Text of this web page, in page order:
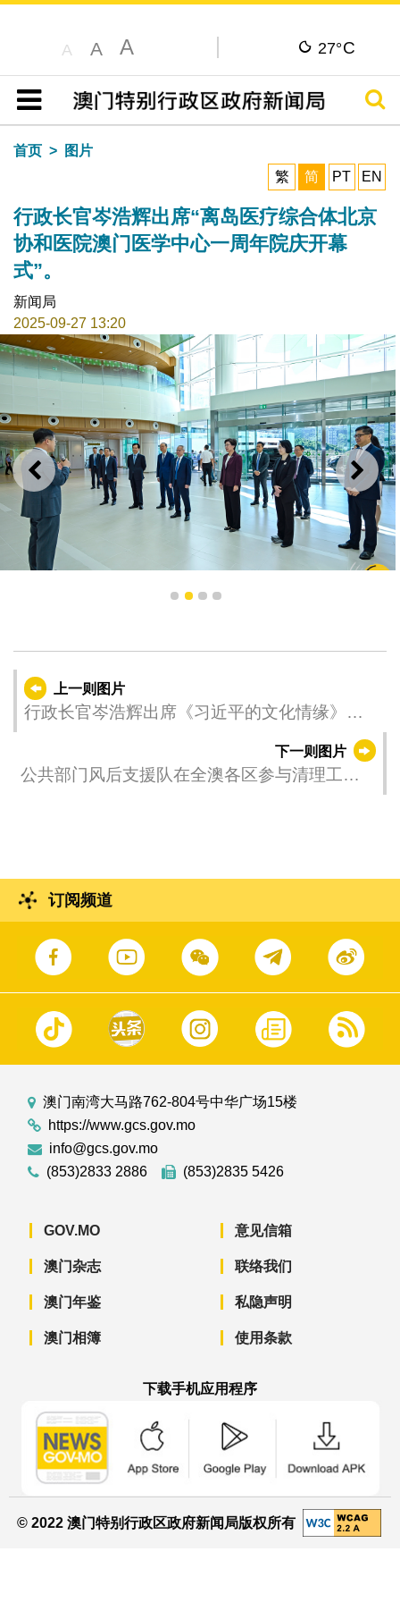
A A A 27°C
目录
搜寻
首页
图片
繁
简 PT EN
行政长官岑浩辉出席“离岛医疗综合体北京
协和医院澳门医学中心一周年院庆开幕
式”。
新闻局
2025-09-27 13:20
上一则 下一
1 2 3 4
上一则图片
行政长官岑浩辉出席《习近平的文化情缘》
《习近平经济思想系列讲读》澳门启播仪式及
盛世莲开颂华章 - 中央广播电视总台与澳门各界
深化合作仪式。
下一则图片
公共部门风后支援队在全澳各区参与清理工
订阅频道
澳门南湾大马路762-804号中华广场15楼
https://www.gcs.gov.mo
info@gcs.gov.mo
(853)2833 2886
(853)2835 5426
GOV.MO
澳门杂志
澳门年鉴
澳门相簿
意见信箱
联络我们
私隐声明
使用条款
下载手机应用程序
© 2022 澳门特别行政区政府新闻局版权所有